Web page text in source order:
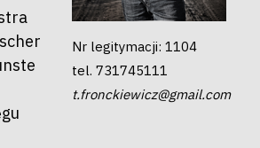
Nr legitymacji: 1104
tel. 731745111
t.fronckiewicz@gmail.com